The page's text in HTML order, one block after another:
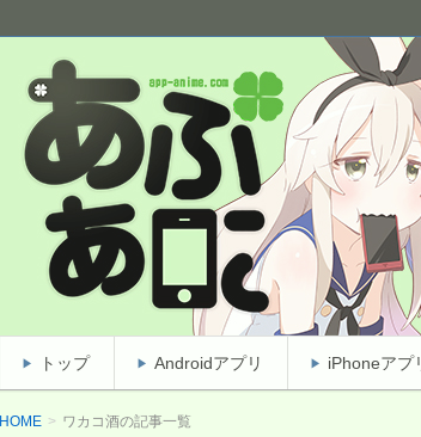
あぷあに(Appアニメ)
完全無料アニメクイズアプリ！基礎レベルから
トップ Androidアプリ iPhoneアプ
HOME ワカコ酒の記事一覧